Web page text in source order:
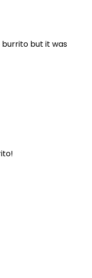
burrito but it was